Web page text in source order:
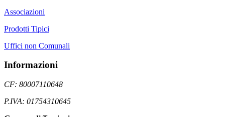
Associazioni
Prodotti Tipici
Uffici non Comunali
Informazioni
CF: 80007110648
P.IVA: 01754310645